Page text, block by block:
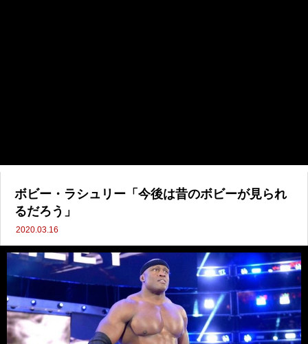
ボビー・ラシュリー「今後は昔のボビーが見られ
るだろう」
2020.03.16